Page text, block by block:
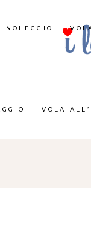
VOLA
NOLEGGIO